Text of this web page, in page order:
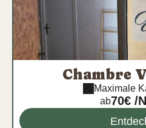
Chambre
Maximale
ab70€ /